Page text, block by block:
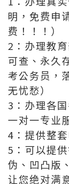
明，免费申
费！！！）
2：办理教
可查、永久
考公务员，
无忧愁）
3：办理各
一对一专业
4：提供整
5：可以提
伪、凹凸版
让您绝对满